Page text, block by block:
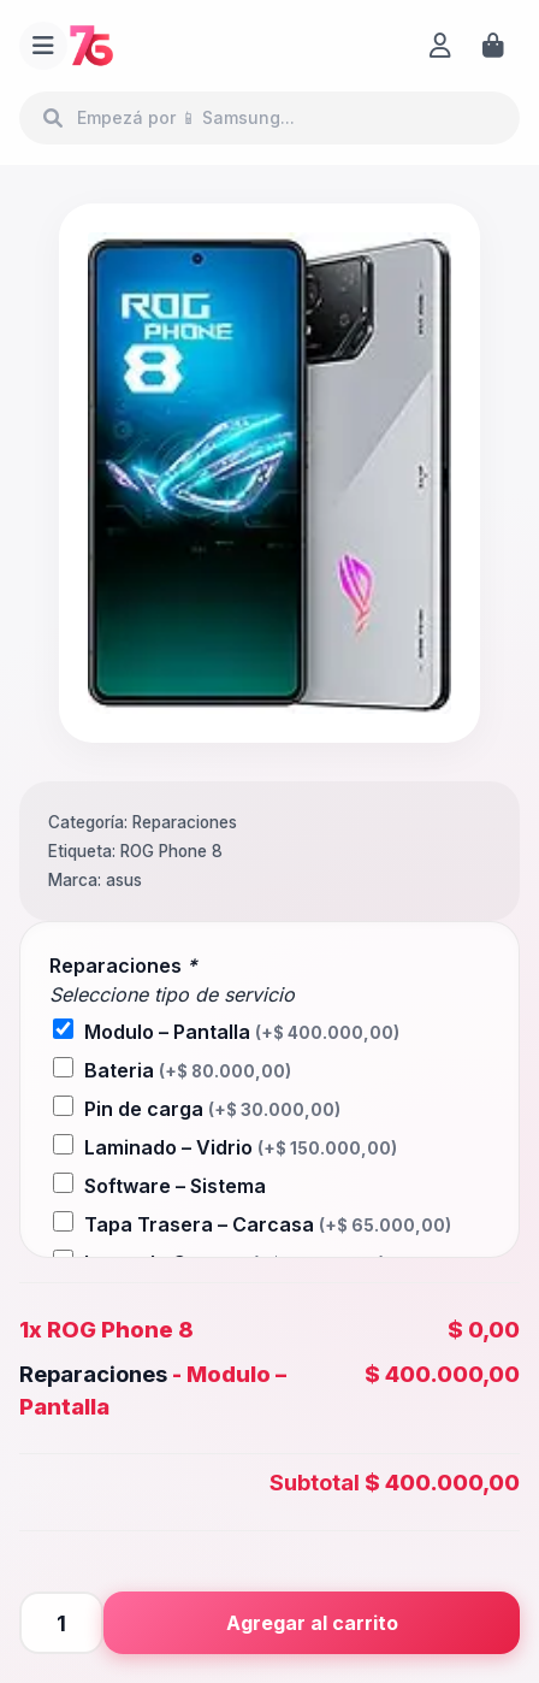
Reparaciones *
Seleccione tipo de servicio
Modulo – Pantalla (+$ 400.000,00)
Bateria (+$ 80.000,00)
Pin de carga (+$ 30.000,00)
Laminado – Vidrio (+$ 150.000,00)
Software – Sistema
Tapa Trasera – Carcasa (+$ 65.000,00)
Lente de Camara
Wifi – Señal – Antena
Camara Trasera(+$ 75.000,00)
Camara frontal, Selfie – Face id
Microfono – Sensor(+$30.000,00)
Placa Principal
1x ROG Phone 8
$ 0,00
Reparaciones - Modulo –
Pantalla
$ 400.000,00
Subtotal $ 400.000,00
Phone
Agregar al carrito
Categoría: Reparaciones
Etiqueta: ROG Phone 8
Marca: asus